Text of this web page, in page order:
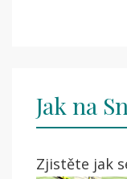
Jak na
Zjistěte jak